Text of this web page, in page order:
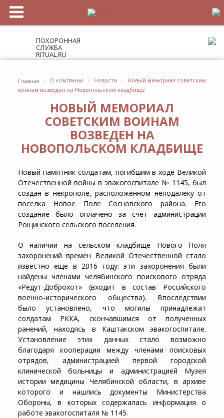
ПОХОРОННАЯ
СЛУЖБА
RITUAL.RU
Главная › О компании › Новости ›
Новый мемориал советским
воинам возведен на Новопольском кладбище
НОВЫЙ МЕМОРИАЛ
СОВЕТСКИМ ВОИНАМ
ВОЗВЕДЕН НА
НОВОПОЛЬСКОМ КЛАДБИЩЕ
Новый памятник солдатам, погибшим в ходе Великой
Отечественной войны в эвакогоспитале № 1145, был
создан в некрополе, расположенном неподалеку от
поселка Новое Поле Сосновского района. Его
создание было оплачено за счет администрации
Рощинского сельского поселения.
О наличии на сельском кладбище Нового Поля
захоронений времен Великой Отечественной стало
известно еще в 2016 году: эти захоронения были
найдены членами челябинского поискового отряда
«Редут-Доброхот» (входит в состав Российского
военно-исторического общества). Впоследствии
было установлено, что могилы принадлежат
солдатам РККА, скончавшимся от полученных
ранений, находясь в Каштакском эвакогоспитале.
Установление этих данных стало возможно
благодаря кооперации между членами поисковых
отрядов, администрацией первой городской
клинической больницы и администрацией Музея
истории медицины Челябинской области, в архиве
которого и нашлись документы Министерства
Обороны, в которых содержалась информация о
работе эвакогоспиталя № 1145.